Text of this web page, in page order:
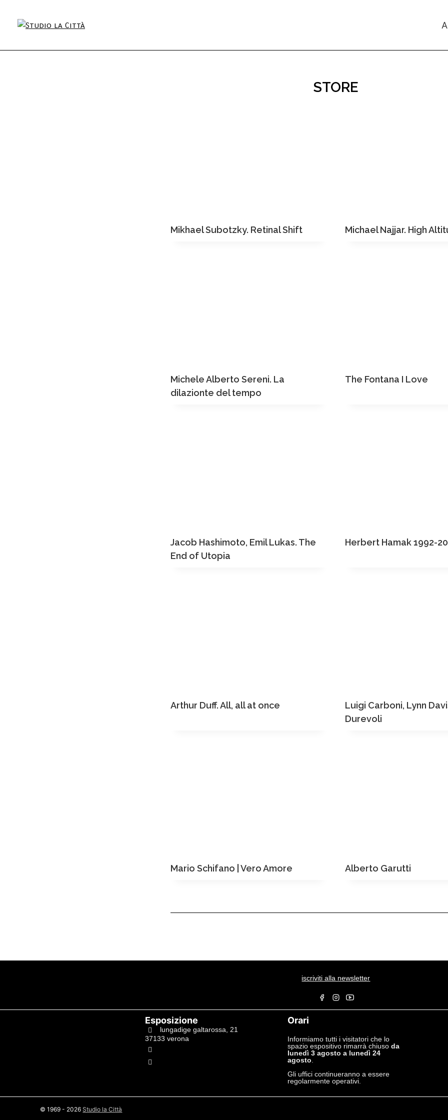
STORE
Mikhael Subotzky. Retinal Shift Michael Najjar. High
Michele Alberto Sereni. La
dilazionte del tempo
The Fontana I Love
Jacob Hashimoto, Emil Lukas. The
End of Utopia
Herbert Hamak 1992-
Arthur Duff. All, all at once
Luigi Carboni, Lynn
Durevoli
Mario Schifano | Vero Amore Alberto Garutti
iscriviti alla newsletter
Esposizione
lungadige galtarossa, 21
37133 verona
Orari
Informiamo tutti i visitatori che lo
spazio espositivo rimarrà chiuso da
lunedì 3 agosto a lunedì 24
agosto
Gli uffici continueranno a essere
regolarmente operativi.
© 1969 - 2026Studio la Città